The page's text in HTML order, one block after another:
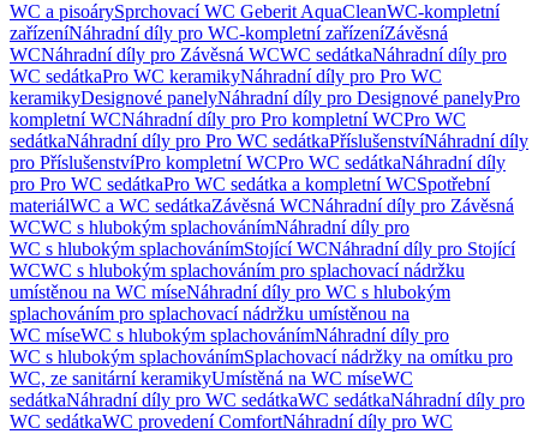
WC a pisoárySprchovací WC Geberit AquaCleanWC-kompletní
zařízeníNáhradní díly pro WC-kompletní zařízeníZávěsná
WCNáhradní díly pro Závěsná WCWC sedátkaNáhradní díly pro
WC sedátkaPro WC keramikyNáhradní díly pro Pro WC
keramikyDesignové panelyNáhradní díly pro Designové panelyPro
kompletní WCNáhradní díly pro Pro kompletní WCPro WC
sedátkaNáhradní díly pro Pro WC sedátkaPříslušenstvíNáhradní díly
pro PříslušenstvíPro kompletní WCPro WC sedátkaNáhradní díly
pro Pro WC sedátkaPro WC sedátka a kompletní WCSpotřební
materiálWC a WC sedátkaZávěsná WCNáhradní díly pro Závěsná
WCWC s hlubokým splachovánímNáhradní díly pro
WC s hlubokým splachovánímStojící WCNáhradní díly pro Stojící
WCWC s hlubokým splachováním pro splachovací nádržku
umístěnou na WC míseNáhradní díly pro WC s hlubokým
splachováním pro splachovací nádržku umístěnou na
WC míseWC s hlubokým splachovánímNáhradní díly pro
WC s hlubokým splachovánímSplachovací nádržky na omítku pro
WC, ze sanitární keramikyUmístěná na WC míseWC
sedátkaNáhradní díly pro WC sedátkaWC sedátkaNáhradní díly pro
WC sedátkaWC provedení ComfortNáhradní díly pro WC